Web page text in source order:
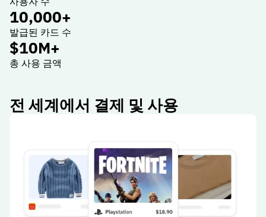
10,000+
발급된 카드 수
$10M+
총 사용 금액
전 세계에서 결제 및 사용